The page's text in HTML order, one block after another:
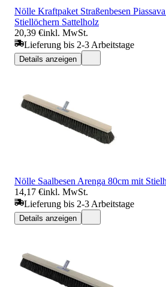
Nölle Kraftpaket Straßenbesen
Stiellöchern Sattelholz
20,39 €inkl. MwSt.
Lieferung bis 2-3 Arbeitstage
Details anzeigen
Nölle Saalbesen Arenga 80cm mit
14,17 €inkl. MwSt.
Lieferung bis 2-3 Arbeitstage
Details anzeigen